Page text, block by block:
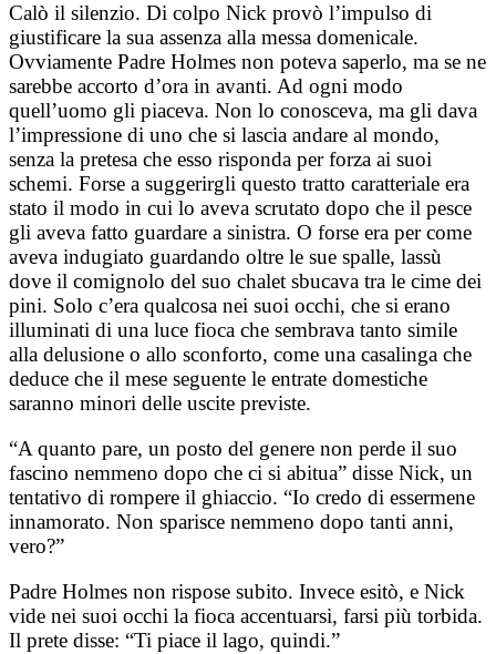
Calò il silenzio. Di colpo Nick provò l’impulso di
giustificare la sua assenza alla messa domenicale.
Ovviamente Padre Holmes non poteva saperlo, ma se ne
sarebbe accorto d’ora in avanti. Ad ogni modo
quell’uomo gli piaceva. Non lo conosceva, ma gli dava
l’impressione di uno che si lascia andare al mondo,
senza la pretesa che esso risponda per forza ai suoi
schemi. Forse a suggerirgli questo tratto caratteriale era
stato il modo in cui lo aveva scrutato dopo che il pesce
gli aveva fatto guardare a sinistra. O forse era per come
aveva indugiato guardando oltre le sue spalle, lassù
dove il comignolo del suo chalet sbucava tra le cime dei
pini. Solo c’era qualcosa nei suoi occhi, che si erano
illuminati di una luce fioca che sembrava tanto simile
alla delusione o allo sconforto, come una casalinga che
deduce che il mese seguente le entrate domestiche
saranno minori delle uscite previste.
“A quanto pare, un posto del genere non perde il suo
fascino nemmeno dopo che ci si abitua” disse Nick, un
tentativo di rompere il ghiaccio. “Io credo di essermene
innamorato. Non sparisce nemmeno dopo tanti anni,
vero?”
Padre Holmes non rispose subito. Invece esitò, e Nick
vide nei suoi occhi la fioca accentuarsi, farsi più torbida.
Il prete disse: “Ti piace il lago, quindi.”